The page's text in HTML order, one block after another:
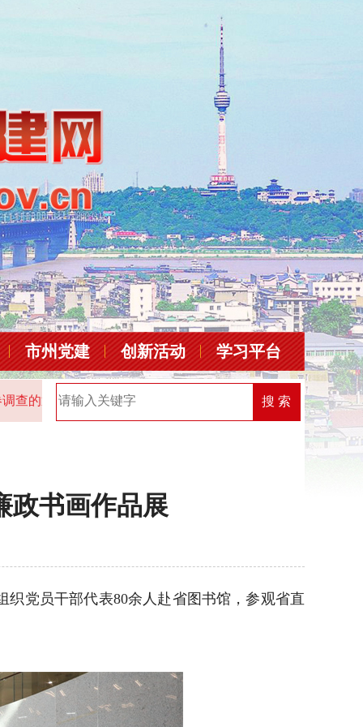
市州党建 创新活动 学习平台
通知 2025年“机关党建创新榜”优秀案例名单 2026年
搜 索
政书画作品展
党员干部代表80余人赴省图书馆，参观省直